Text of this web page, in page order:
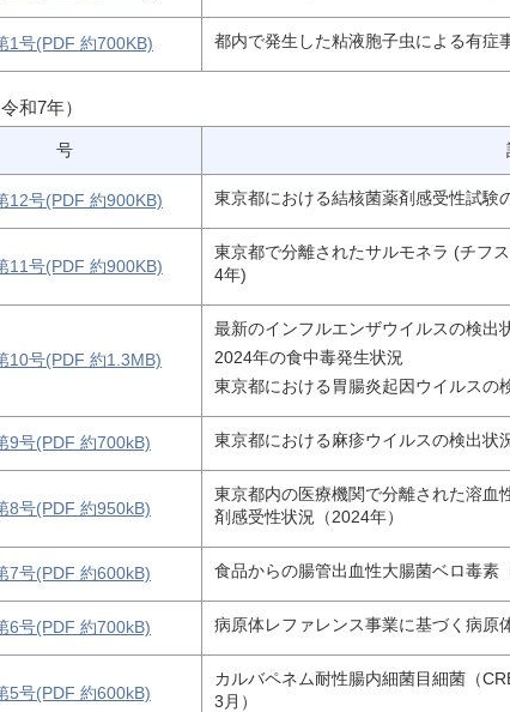
1号(PDF 約700KB) 都内で発生した粘液胞子虫による有症
和7年）
号
12号(PDF 約900KB) 東京都における結核菌薬剤感受性試験
11号(PDF 約900KB)
東京都で分離されたサルモネラ (チフ
4年)
10号(PDF 約1.3MB)
最新のインフルエンザウイルスの検出
2024年の食中毒発生状況
東京都における胃腸炎起因ウイルスの
9号(PDF 約700kB) 東京都における麻疹ウイルスの検出状
8号(PDF 約950kB)
東京都内の医療機関で分離された溶
剤感受性状況（2024年）
7号(PDF 約600kB) 食品からの腸管出血性大腸菌ベロ毒素
6号(PDF 約700kB) 病原体レファレンス事業に基づく病原
5号(PDF 約600kB)
カルバペネム耐性腸内細菌目細菌（
3月）